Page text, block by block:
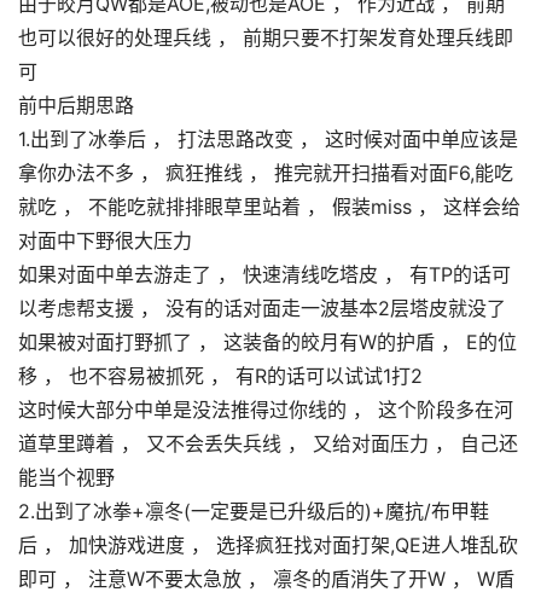
也可以很好的处理兵线 ， 前期只要不打架发育处理兵线即
可
前中后期思路
1.出到了冰拳后 ， 打法思路改变 ， 这时候对面中单应该是
拿你办法不多 ， 疯狂推线 ， 推完就开扫描看对面F6,能吃
就吃 ， 不能吃就排排眼草里站着 ， 假装miss ， 这样会给
对面中下野很大压力
如果对面中单去游走了 ， 快速清线吃塔皮 ， 有TP的话可
以考虑帮支援 ， 没有的话对面走一波基本2层塔皮就没了
如果被对面打野抓了 ， 这装备的皎月有W的护盾 ， E的位
移 ， 也不容易被抓死 ， 有R的话可以试试1打2
这时候大部分中单是没法推得过你线的 ， 这个阶段多在河
道草里蹲着 ， 又不会丢失兵线 ， 又给对面压力 ， 自己还
能当个视野
2.出到了冰拳+凛冬(一定要是已升级后的)+魔抗/布甲鞋
后 ， 加快游戏进度 ， 选择疯狂找对面打架,QE进人堆乱砍
即可 ， 注意W不要太急放 ， 凛冬的盾消失了开W ， W盾